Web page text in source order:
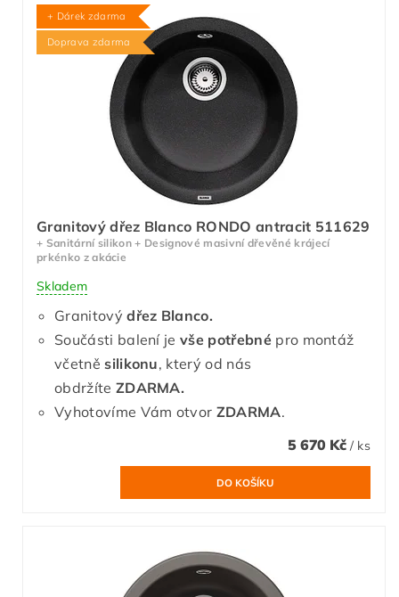
+ Dárek zdarma
Doprava zdarma
Granitový dřez Blanco RONDO antracit 511629
+ Sanitární silikon + Designové masivní dřevěné krájecí
prkénko z akácie
Skladem
Granitový dřez Blanco.
Součásti balení jevše potřebnépro montáž
včetněsilikonu, který od nás
obdržíte ZDARMA.
Vyhotovíme Vám otvor ZDARMA.
5 670 Kč / ks